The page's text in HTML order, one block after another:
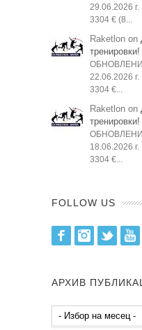
29.06.2026 г.
3304 € (8...
Raketlon on
тренировки!
22.06.2026 г.
3304 €...
Raketlon on
тренировки!
18.06.2026 г.
3304 €...
FOLLOW US
FacebookInstagram
Twitter
АРХИВ
Архив
публикации